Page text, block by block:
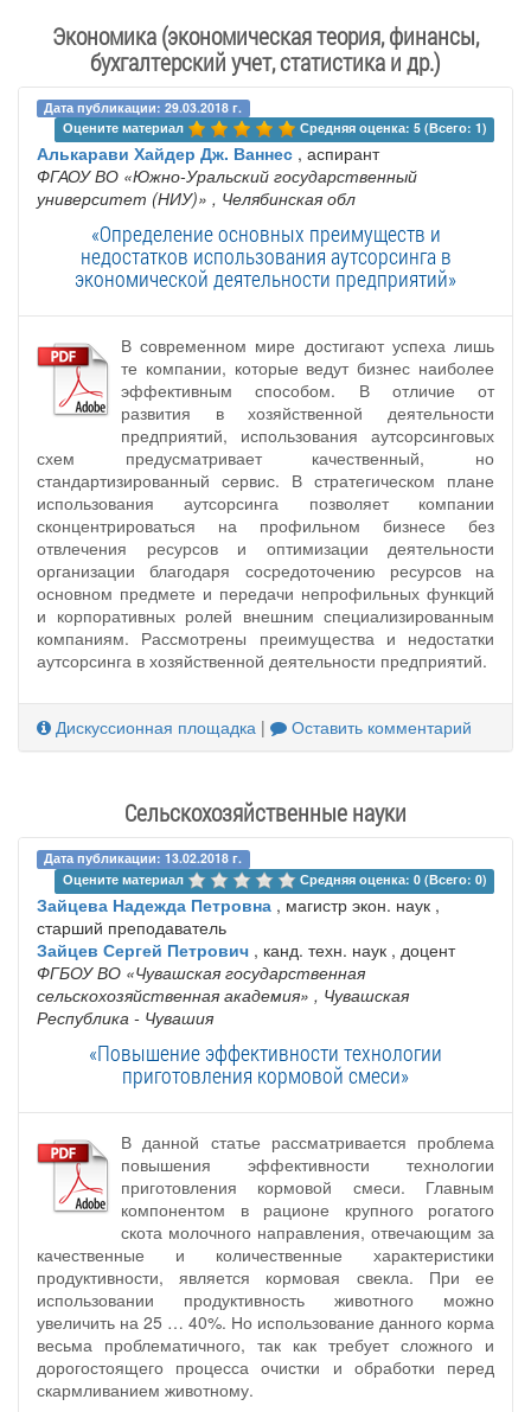
Экономика (экономическая теория, финансы,
бухгалтерский учет, статистика и др.)
Дата публикации: 29.03.2018 г.
Оцените материал
Средняя оценка: 5 (Всего: 1)
Алькарави Хайдер Дж. Ваннес , аспирант
ФГАОУ ВО «Южно-Уральский государственный
университет (НИУ)» , Челябинская обл
«Определение основных преимуществ и
недостатков использования аутсорсинга в
экономической деятельности предприятий»
В современном мире достигают успеха лишь
те компании, которые ведут бизнес наиболее
эффективным способом. В отличие от
развития в хозяйственной деятельности
предприятий, использования аутсорсинговых
схем предусматривает качественный, но
стандартизированный сервис. В стратегическом плане
использования аутсорсинга позволяет компании
сконцентрироваться на профильном бизнесе без
отвлечения ресурсов и оптимизации деятельности
организации благодаря сосредоточению ресурсов на
основном предмете и передачи непрофильных функций
и корпоративных ролей внешним специализированным
компаниям. Рассмотрены преимущества и недостатки
аутсорсинга в хозяйственной деятельности предприятий.
Дискуссионная площадка | Оставить комментарий
Сельскохозяйственные науки
Дата публикации: 13.02.2018 г.
Оцените материал
Средняя оценка: 0 (Всего: 0)
Зайцева Надежда Петровна , магистр экон. наук ,
старший преподаватель
Зайцев Сергей Петрович , канд. техн. наук , доцент
ФГБОУ ВО «Чувашская государственная
сельскохозяйственная академия» , Чувашская
Республика - Чувашия
«Повышение эффективности технологии
приготовления кормовой смеси»
В данной статье рассматривается проблема
повышения эффективности технологии
приготовления кормовой смеси. Главным
компонентом в рационе крупного рогатого
скота молочного направления, отвечающим за
качественные и количественные характеристики
продуктивности, является кормовая свекла. При ее
использовании продуктивность животного можно
увеличить на 25 … 40%. Но использование данного корма
весьма проблематичного, так как требует сложного и
дорогостоящего процесса очистки и обработки перед
скармливанием животному.